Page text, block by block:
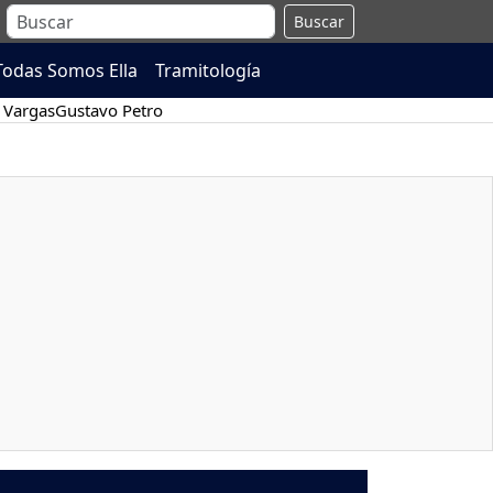
Buscar
Somos Ella Tramitología
Gustavo Petro